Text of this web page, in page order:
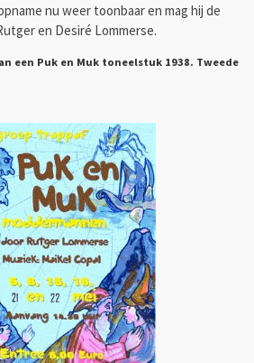
nu weer toonbaar en mag hij de
en Desiré Lommerse.
een Puk en Muk toneelstuk 1938. Tweede